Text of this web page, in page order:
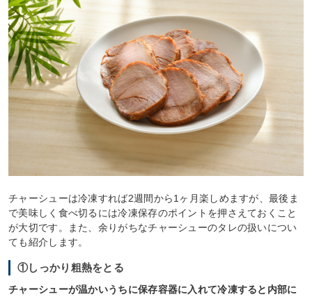
チャーシューは冷凍すれば2週間から1ヶ月楽しめますが、最後ま
で美味しく食べ切るには冷凍保存のポイントを押さえておくこと
が大切です。また、余りがちなチャーシューのタレの扱いについ
ても紹介します。
①しっかり粗熱をとる
チャーシューが温かいうちに保存容器に入れて冷凍すると内部に